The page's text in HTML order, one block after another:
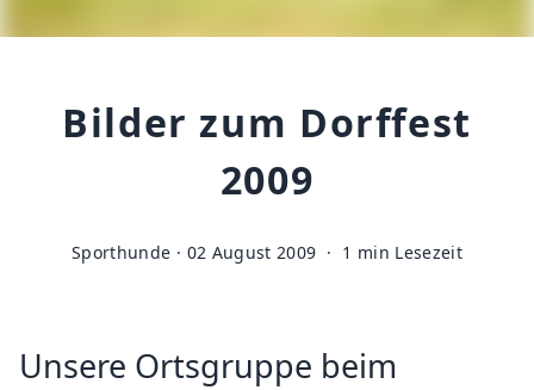
Bilder zum Dorffest
2009
Sporthunde · 02 August 2009 · 1 min Lesezeit
Unsere Ortsgruppe beim